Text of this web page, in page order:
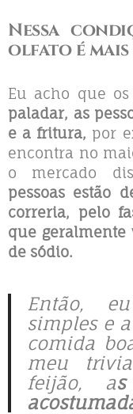
Nessa
olfato é
Eu acho que
paladar, as
e a fritura, por
encontra no
o mercado
pessoas estão
correria, pelo
que geralmente
de sódio.
Então,
simples e
comida
meu
feijão, a